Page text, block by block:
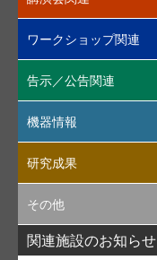
ワークショップ関連
告示／公告関連
機器情報
研究成果
その他
関連施設のお知らせ